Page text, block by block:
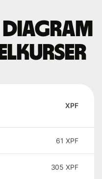
Diagram
XPF
61 XPF
305 XPF